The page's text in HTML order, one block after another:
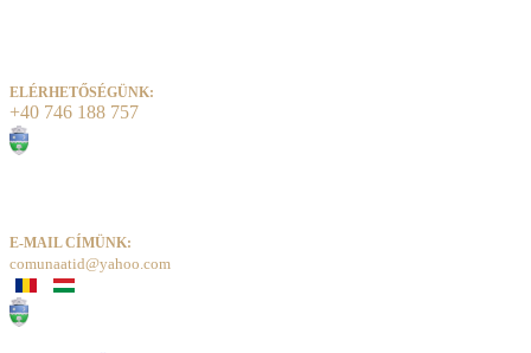
ELÉRHETŐSÉGÜNK:
+40 746 188 757
E-MAIL CÍMÜNK:
comunaatid@yahoo.com